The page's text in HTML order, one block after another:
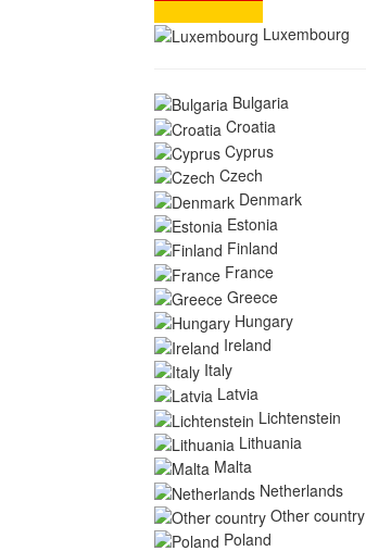
Luxembourg
Bulgaria
Croatia
Cyprus
Czech
Denmark
Estonia
Finland
France
Greece
Hungary
Ireland
Italy
Latvia
Lichtenstein
Lithuania
Malta
Netherlands
Other country
Poland